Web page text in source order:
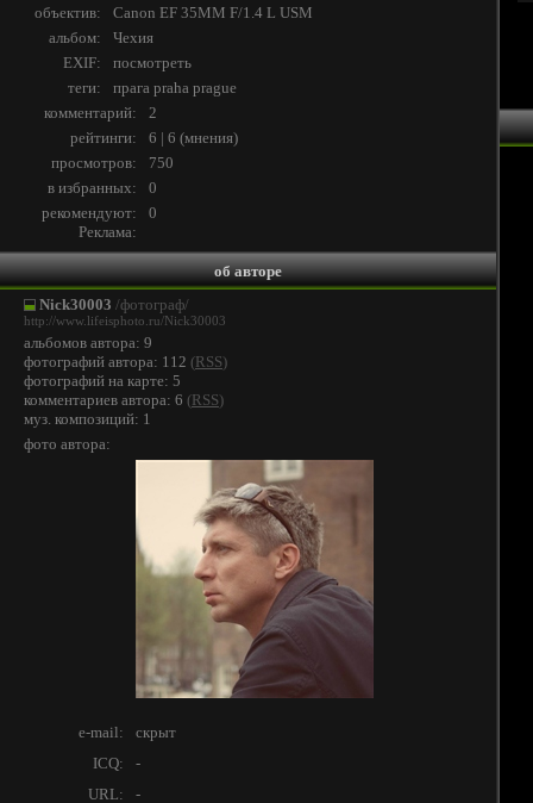
объектив:
Canon EF 35MM F/1.4 L USM
альбом:
Чехия
EXIF:
посмотреть
теги:
прага praha prague
комментарий:
2
рейтинги:
6 | 6 (мнения)
просмотров:
750
в избранных:
0
рекомендуют:
0
Реклама:
об авторе
Nick30003 /фотограф/
http://www.lifeisphoto.ru/Nick30003
альбомов автора: 9
фотографий автора: 112 (RSS)
фотографий на карте: 5
комментариев автора: 6 (RSS)
муз. композиций: 1
фото автора:
e-mail:
скрыт
ICQ:
-
URL:
-